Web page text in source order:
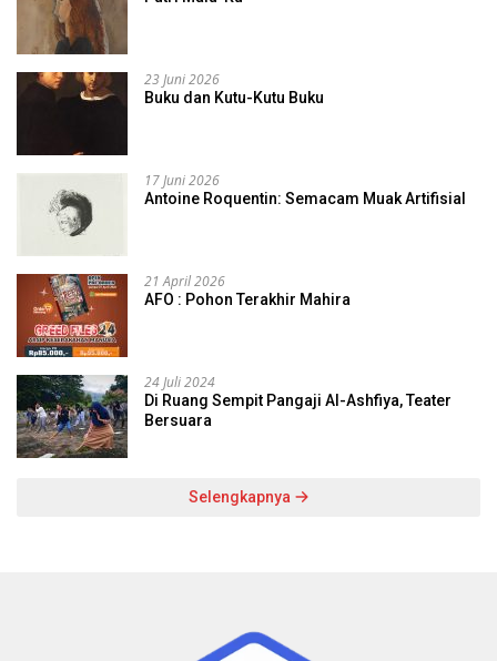
23 Juni 2026
Buku dan Kutu-Kutu Buku
17 Juni 2026
Antoine Roquentin: Semacam Muak Artifisial
21 April 2026
AFO : Pohon Terakhir Mahira
24 Juli 2024
Di Ruang Sempit Pangaji Al-Ashfiya, Teater
Bersuara
Selengkapnya